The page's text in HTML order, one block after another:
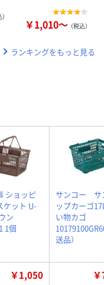
￥1,010～ （税込）
ランキングをもっと見る
ショッピ
ケット U-
ン
1個
サンコー サ
ップカーゴ
い物カゴ
送品）
￥1,050